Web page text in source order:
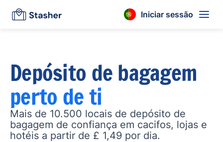
Iniciar sessão
Depósito de bagagem
perto de ti
Mais de 10.500 locais de depósito de
bagagem de confiança em cacifos, lojas e
hotéis a partir de £ 1,49 por dia.